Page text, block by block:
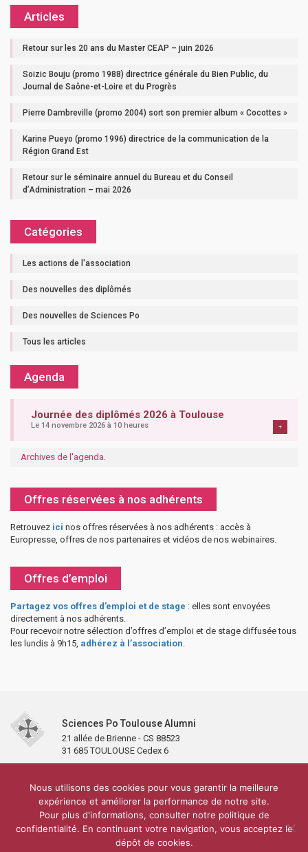
Articles
Retour sur les 20 ans du Master CEAP – juin 2026
Soizic Bouju (promo 1988) directrice générale du Bien Public, du
Journal de Saône-et-Loire et du Progrès
Pierre Dambreville (promo 2004) sort son premier album « Cocottes »
Karine Pueyo (promo 1996) directrice de la communication de la
Région Grand Est
Retour sur le séminaire annuel du Bureau et du Conseil
d’Administration – mai 2026
Catégories
Les actions de l'association
Des nouvelles des diplômés
Des nouvelles de Sciences Po
Tous les articles
Agenda
Journée des diplômés 2026 à Toulouse
Le 14 novembre 2026 à 10 heures +
Archives de l'agenda.
Offres réservées à nos adhérents
Retrouvez ici nos offres réservées à nos adhérents : accès à
Europresse, offres de nos partenaires et vidéos de nos webinaires.
Offres d’emploi
Partagez vos offres d’emploi et de stage : elles sont envoyées
directement à nos adhérents.
Pour recevoir notre sélection d’offres d’emploi et de stage diffusée tous
les lundis à 9h15, adhérez à l’association.
Sciences Po Toulouse Alumni
21 allée de Brienne - CS 88523
31 685 TOULOUSE Cedex 6
Partenaires et soutiens
Lettre d’information
Réseaux sociaux
Sciences Po Toulouse
Carré Alumni de la bibliothèque de Sciences Po Toulouse
10 000 diplômés
Réseau ScPo
Mentions légales Politique de confidentialité
Plan du site
Nous utilisons des cookies pour vous garantir la meilleure
expérience et améliorer la performance de notre site.
Pour plus d'informations, consulter notre politique de
confidentialité. En continuant votre navigation, vous acceptez le
dépôt de cookies.